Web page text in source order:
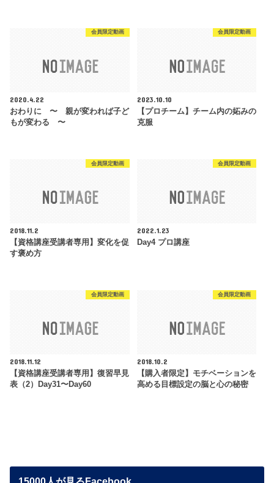
会員限定動画
2020.4.22
おわりに 〜 親が変われば子ど
もが変わる 〜
会員限定動画
2023.10.10
【プロチーム】チーム内の妬みの
克服
会員限定動画
2018.11.2
【資格講座受講者専用】変化を促
す褒め方
会員限定動画
2022.1.23
Day4 プロ講座
会員限定動画
2018.11.12
【資格講座受講者専用】復習早見
表（2）Day31〜Day60
会員限定動画
2018.10.2
【購入者限定】モチベーションを
高める目標設定の脳と心の秘密